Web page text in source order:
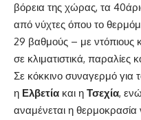
βόρεια της χώρας, τα
από νύχτες όπου το
29 βαθμούς – με ντόπιους
σε κλιματιστικά, παραλίες
Σε κόκκινο συναγερμό
η Ελβετία και η Τσεχία,
αναμένεται η θερμοκρασία